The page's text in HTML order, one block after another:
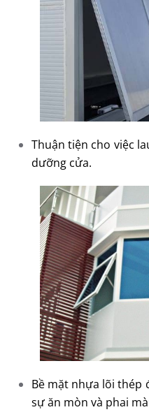
Thuận tiện cho việc
dưỡng cửa.
Bề mặt nhựa lõi thép
sự ăn mòn và phai